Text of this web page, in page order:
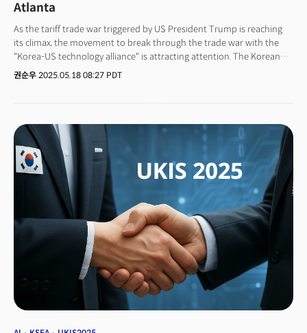
Atlanta
As the tariff trade war triggered by US President Trump is reaching
its climax, the movement to break through the trade war with the
"Korea-US technology alliance" is attracting attention. The Korean
Science and Technology Association (KSEA, Chairman Oh Tae-hwan)
create practical business results in connection with the 'UKC 2025
(US-Korea Conference)' centered on academic exchange. The event,
which aims to be a bridge between Korea-US innovative
technologies beyond a simple exhibition, will be held as a
comprehensive industry expo that combines technology exhibitions,
business meetings, corporate pitching, networking, investment
forums, and showcases. Korean scientists in the United States can
now actively support Korean innovative technology companies to
enter and invest in the United States. More than 30 Korean small and
medium-sized companies, startups, and local governments are
expected to participate and establish a bridgehead to enter the US
market.In particular, Atlanta, the venue of the event, is a strategically
important location where major Korean technology companies such
as Hyundai Motor Group, SK On, and Hanwha Q CELLS have made
logistics, manufacturing, energy, and high-tech industries, and is
권순우 2025.05.18 08:27 PDT